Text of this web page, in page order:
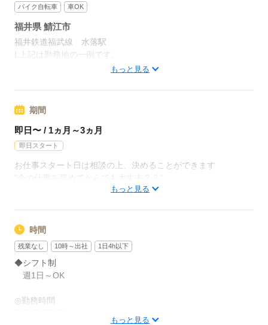
バイク自転車 車OK
福井県 鯖江市
福井鉄道福武線 水落駅
L上記は勤務地の一例です。
【他勤務先例】入居施設、デイサービス、ショートステイ、ク
もっと見る
期間
即日〜 / 1ヵ月～3ヵ月
即日スタート
お仕事スタート日は相談の上、決めることができます
などお気軽にご相談ください
※長期をご希望の方ももちろん歓迎いたします
もっと見る
時間
残業なし 10時～出社 1日4h以下
◆シフト制
週1日～OK
◎勤務時間
もっと見る